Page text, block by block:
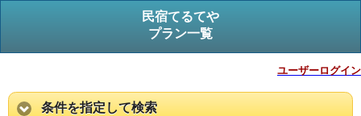
民宿てるてや
プラン一覧
ユーザーログイン
条件を指定して検索